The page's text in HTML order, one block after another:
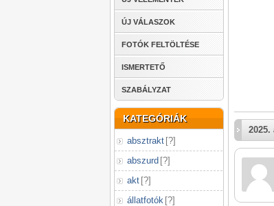
ÚJ VÁLASZOK
FOTÓK FELTÖLTÉSE
ISMERTETŐ
SZABÁLYZAT
KATEGÓRIÁK
absztrakt [?]
abszurd [?]
akt [?]
állatfotók [?]
2025.